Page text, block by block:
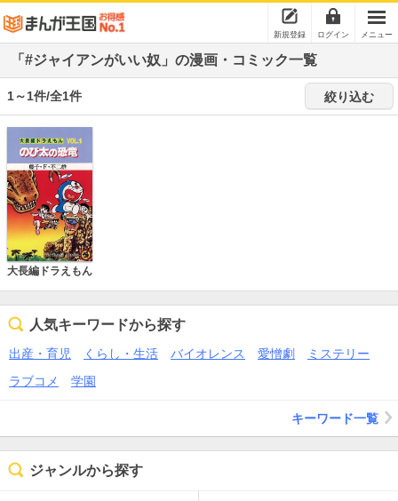
新規登録 ログイン メニュー
「#ジャイアンがいい奴」の漫画・コミック一覧
1～1件/全1件 絞り込む
大長編ドラえもん
人気キーワードから探す
出産・育児 くらし・生活 バイオレンス 愛憎劇
ミステリー
ラブコメ
学園
キーワード一覧
ジャンルから探す